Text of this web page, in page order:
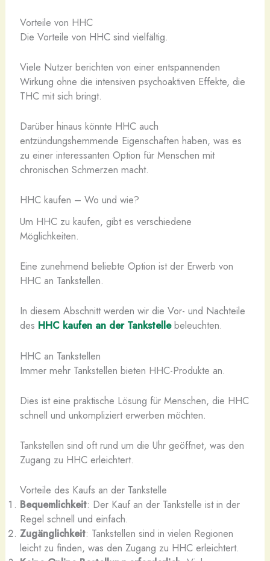
Vorteile von HHC
Die Vorteile von HHC sind vielfältig.
Viele Nutzer berichten von einer entspannenden
Wirkung ohne die intensiven psychoaktiven Effekte, die
THC mit sich bringt.
Darüber hinaus könnte HHC auch
entzündungshemmende Eigenschaften haben, was es
zu einer interessanten Option für Menschen mit
chronischen Schmerzen macht.
HHC kaufen – Wo und wie?
Um HHC zu kaufen, gibt es verschiedene
Möglichkeiten.
Eine zunehmend beliebte Option ist der Erwerb von
HHC an Tankstellen.
In diesem Abschnitt werden wir die Vor- und Nachteile
des HHC kaufen an der Tankstellebeleuchten.
HHC an Tankstellen
Immer mehr Tankstellen bieten HHC-Produkte an.
Dies ist eine praktische Lösung für Menschen, die HHC
schnell und unkompliziert erwerben möchten.
Tankstellen sind oft rund um die Uhr geöffnet, was den
Zugang zu HHC erleichtert.
Vorteile des Kaufs an der Tankstelle
Bequemlichkeit: Der Kauf an der Tankstelle ist in der
Regel schnell und einfach.
Zugänglichkeit: Tankstellen sind in vielen Regionen
leicht zu finden, was den Zugang zu HHC erleichtert.